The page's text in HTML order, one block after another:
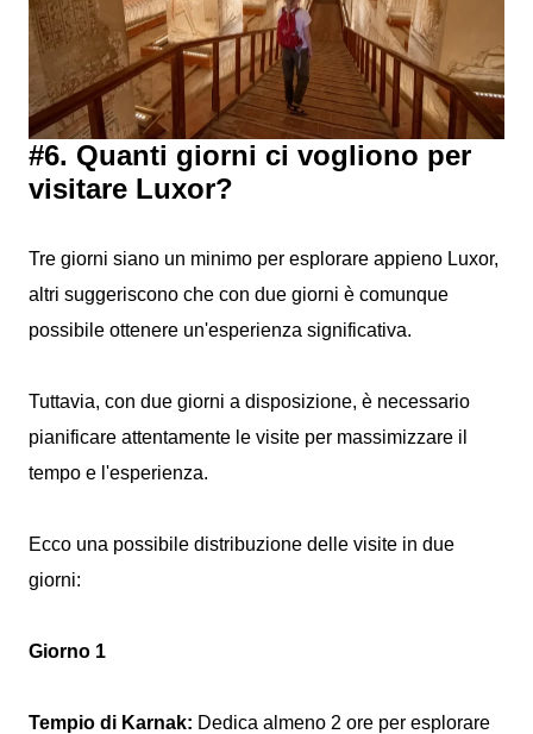
#6. Quanti giorni ci vogliono per
visitare Luxor?
Tre giorni siano un minimo per esplorare appieno Luxor,
altri suggeriscono che con due giorni è comunque
possibile ottenere un'esperienza significativa.
Tuttavia, con due giorni a disposizione, è necessario
pianificare attentamente le visite per massimizzare il
tempo e l'esperienza.
Ecco una possibile distribuzione delle visite in due
giorni:
Giorno 1
Tempio di Karnak: Dedica almeno 2 ore per esplorare